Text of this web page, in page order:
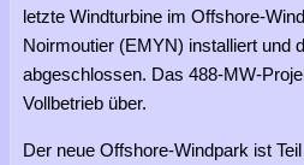
letzte Windturbine im Offshore-
Noirmoutier (EMYN) installiert und
abgeschlossen. Das 488-MW-
Vollbetrieb über.
Der neue Offshore-Windpark ist